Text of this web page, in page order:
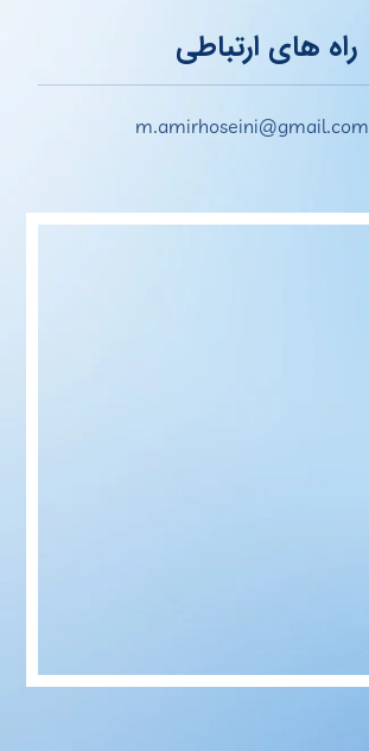
راه های ارتباطی
m.amirhoseini@gmail.com